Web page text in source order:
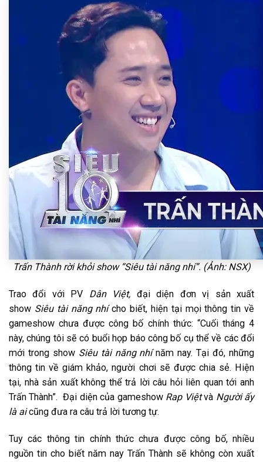
Trấn Thành rời khỏi show “Siêu tài năng nhí”. (Ảnh: NSX)
Trao đổi với PV Dân Việt, đại diện đơn vị sản xuất
show Siêu tài năng nhícho biết, hiện tại mọi thông tin về
gameshow chưa được công bố chính thức: “Cuối tháng 4
này, chúng tôi sẽ có buổi họp báo công bố cụ thể về các đổi
mới trong show Siêu tài năng nhínăm nay. Tại đó, những
thông tin về giám khảo, người chơi sẽ được chia sẻ. Hiện
tại, nhà sản xuất không thể trả lời câu hỏi liên quan tới anh
Trấn Thành”. Đại diện của gameshow Rap Việtvà Người ấy
là aicũng đưa ra câu trả lời tương tự.
Tuy các thông tin chính thức chưa được công bố, nhiều
nguồn tin cho biết năm nay Trấn Thành sẽ không còn xuất